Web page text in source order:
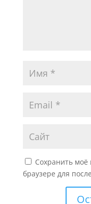
Сохранить моё
браузере для